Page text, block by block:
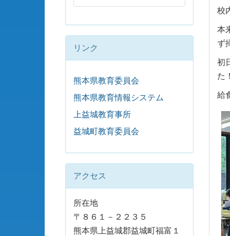
校
本
ず
初
た
給
リンク
熊本県教育委員会
熊本県教育情報システム
上益城教育事所
益城町教育委員会
アクセス
所在地
〒８６１－２２３５
熊本県上益城郡益城町福富１